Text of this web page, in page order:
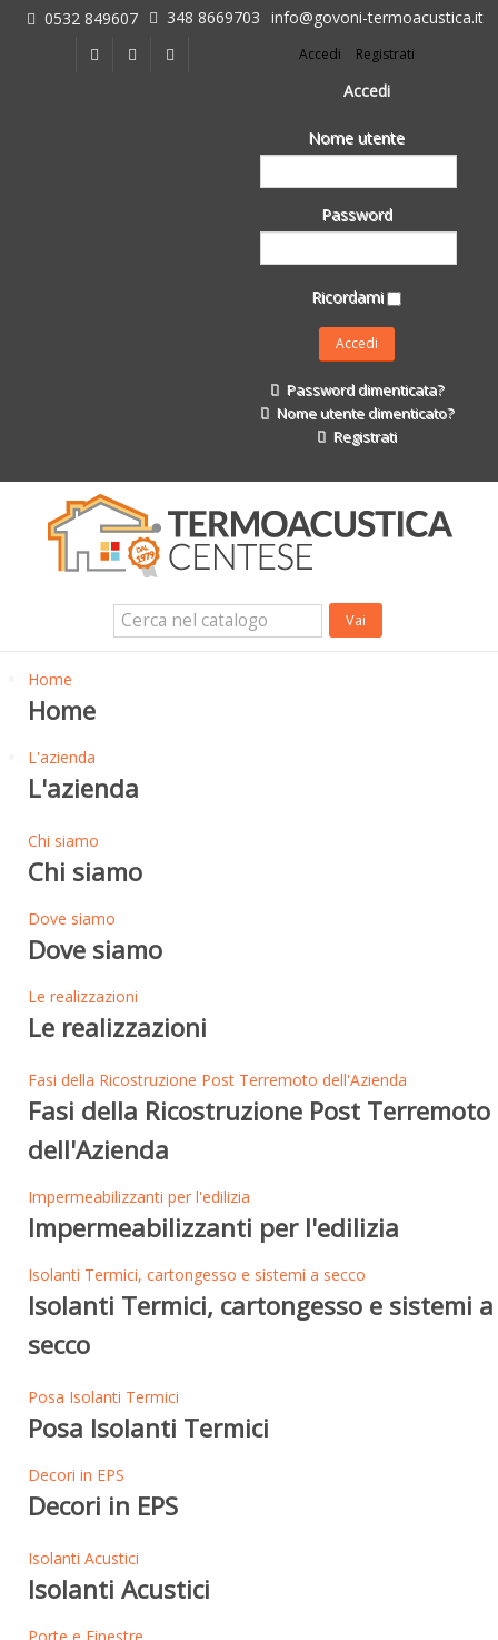
0532 849607 348 8669703 info@govoni-termoacustica.it
Accedi Registrati
Accedi
Nome utente
Password
Ricordami
Password dimenticata?
Nome utente dimenticato?
Registrati
L'azienda
Chi siamo
Fasi della Ricostruzione Post Terremoto
Impermeabilizzanti per l'edilizia
Isolanti Termici, cartongesso e sistemi a secco
Impermeabilizzanti per l'edilizia
Isolanti Termici, cartongesso e sistemi a secco
Isolanti Acustici
Porte e Finestre
Home
Home
L'azienda
L'azienda
Chi siamo
Chi siamo
Dove siamo
Dove siamo
Le realizzazioni
Le realizzazioni
Fasi della Ricostruzione Post Terremoto dell'Azienda
Fasi della Ricostruzione Post Terremoto
dell'Azienda
Impermeabilizzanti per l'edilizia
Impermeabilizzanti per l'edilizia
Isolanti Termici, cartongesso e sistemi a secco
Isolanti Termici, cartongesso e sistemi a
secco
Posa Isolanti Termici
Posa Isolanti Termici
Decori in EPS
Decori in EPS
Isolanti Acustici
Isolanti Acustici